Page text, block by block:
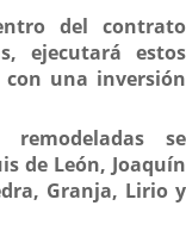
del contrato
ejecutará estos
una inversión
se
de León, Joaquín
Granja, Lirio y